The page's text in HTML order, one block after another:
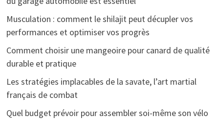
Musculation : comment le shilajit peut décupler vos
performances et optimiser vos progrès
Comment choisir une mangeoire pour canard de qualité
durable et pratique
Les stratégies implacables de la savate, l’art martial
français de combat
Quel budget prévoir pour assembler soi-même son vélo